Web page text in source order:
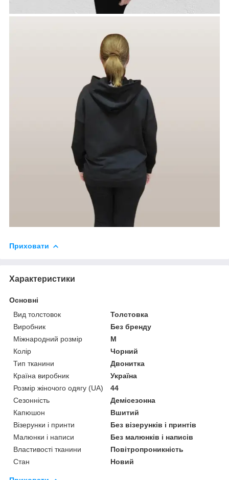
Приховати
Характеристики
Основні
Вид толстовок
Толстовка
Виробник
Без бренду
Міжнародний розмір
M
Колір
Чорний
Тип тканини
Двонитка
Країна виробник
Україна
Розмір жіночого одягу (UA)
44
Сезонність
Демісезонна
Капюшон
Вшитий
Візерунки і принти
Без візерунків і принтів
Малюнки і написи
Без малюнків і написів
Властивості тканини
Повітропроникність
Стан
Новий